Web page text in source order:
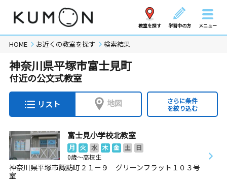
教室を探す 学習中の方 メニュー
HOME お近くの教室を探す 検索結果
神奈川県平塚市富士見町
付近の公文式教室
リスト 地図
さらに条件
を絞り込む
富士見小学校北教室
月 火 水 木 金 土
日
0歳～高校生
神奈川県平塚市諏訪町２１－９ グリーンフラット１０３号
室